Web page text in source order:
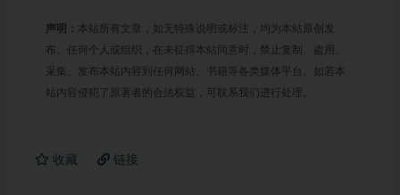
声明： 本站所有文章，如无特殊说明或标注，均为本站原创发
布。任何个人或组织，在未征得本站同意时，禁止复制、盗用、
采集、发布本站内容到任何网站、书籍等各类媒体平台。如若本
站内容侵犯了原著者的合法权益，可联系我们进行处理。
收藏 链接